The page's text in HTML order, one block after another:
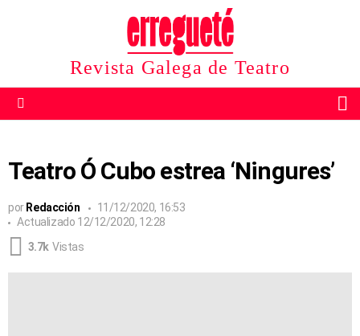
Revista Galega de Teatro
Teatro Ó Cubo estrea ‘Ningures’
por Redacción
11/12/2020, 16:53
Actualizado 12/12/2020, 12:28
3.7k Vistas